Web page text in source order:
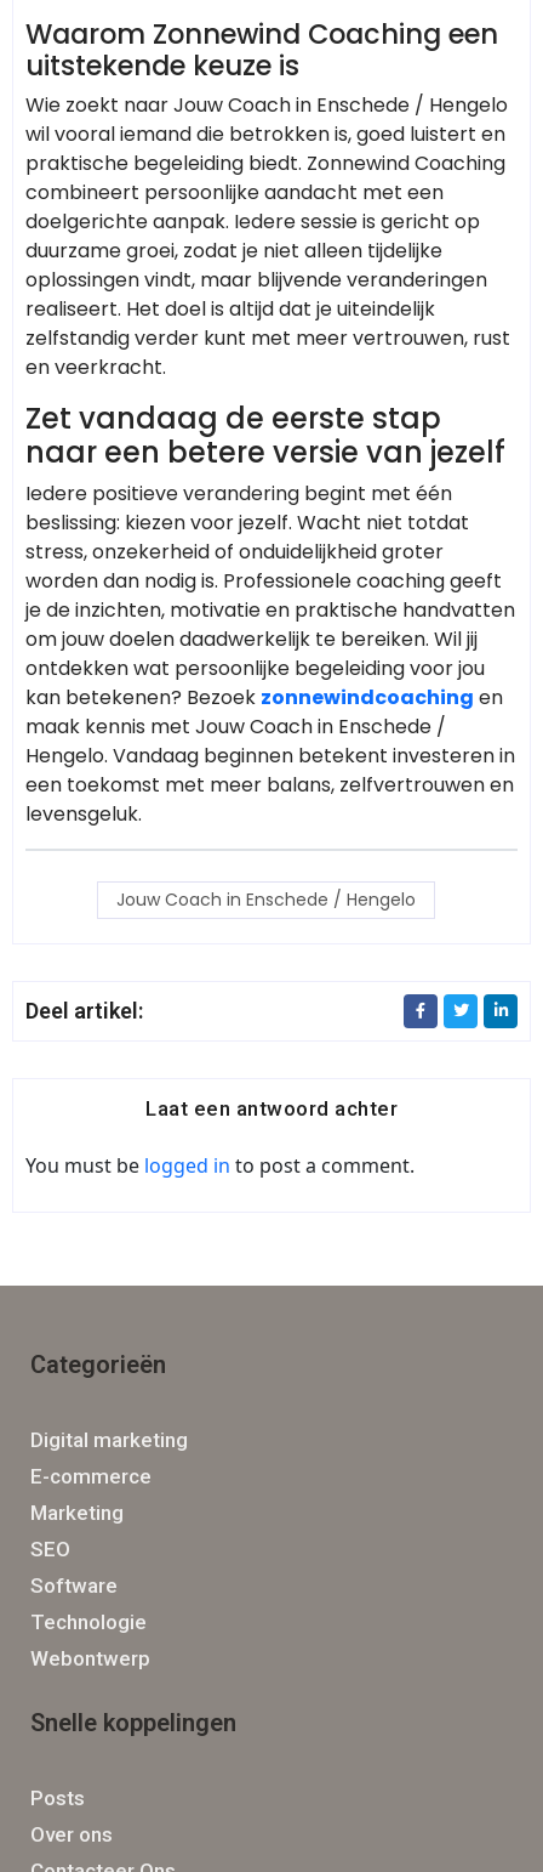
Waarom Zonnewind Coaching een
uitstekende keuze is
Wie zoekt naar Jouw Coach in Enschede / Hengelo
wil vooral iemand die betrokken is, goed luistert en
praktische begeleiding biedt. Zonnewind Coaching
combineert persoonlijke aandacht met een
doelgerichte aanpak. Iedere sessie is gericht op
duurzame groei, zodat je niet alleen tijdelijke
oplossingen vindt, maar blijvende veranderingen
realiseert. Het doel is altijd dat je uiteindelijk
zelfstandig verder kunt met meer vertrouwen, rust
en veerkracht.
Zet vandaag de eerste stap
naar een betere versie van jezelf
Iedere positieve verandering begint met één
beslissing: kiezen voor jezelf. Wacht niet totdat
stress, onzekerheid of onduidelijkheid groter
worden dan nodig is. Professionele coaching geeft
je de inzichten, motivatie en praktische handvatten
om jouw doelen daadwerkelijk te bereiken. Wil jij
ontdekken wat persoonlijke begeleiding voor jou
kan betekenen? Bezoek zonnewindcoaching en
maak kennis met Jouw Coach in Enschede /
Hengelo. Vandaag beginnen betekent investeren in
een toekomst met meer balans, zelfvertrouwen en
levensgeluk.
Jouw Coach in Enschede / Hengelo
Deel artikel:
Laat een antwoord achter
You must be logged in to post a comment.
Categorieën
Digital marketing
E-commerce
Marketing
SEO
Software
Technologie
Webontwerp
Snelle koppelingen
Posts
Over ons